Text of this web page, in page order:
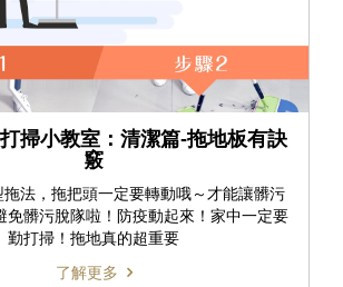
掃小教室：清潔篇-拖地板有訣
竅
法，拖把頭一定要轉動哦～才能讓髒污
免髒污脫隊啦！防疫動起來！家中一定要
勤打掃！拖地真的超重要
了解更多